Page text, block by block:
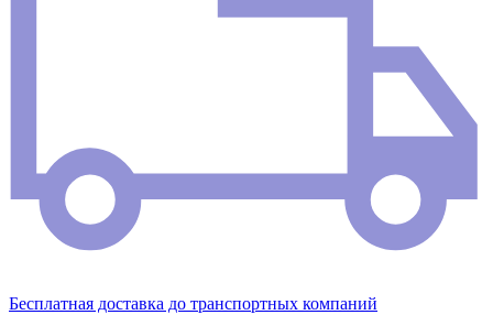
Бесплатная доставка до транспортных компаний